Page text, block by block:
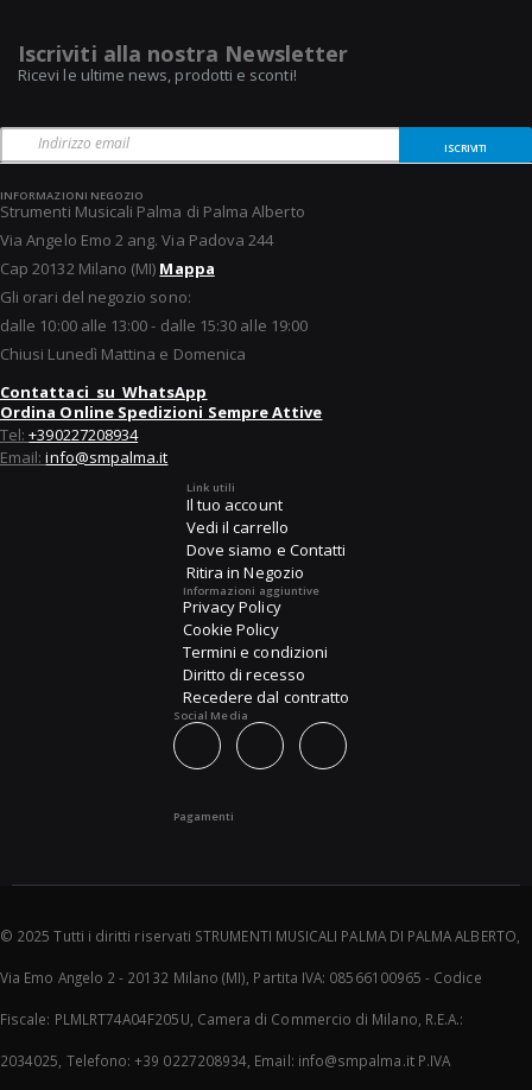
Iscriviti alla nostra Newsletter
Ricevi le ultime news, prodotti e sconti!
ISCRIVITI
INFORMAZIONI NEGOZIO
Strumenti Musicali Palma di Palma Alberto
Via Angelo Emo 2 ang. Via Padova 244
Cap 20132 Milano (MI) Mappa
Gli orari del negozio sono:
dalle 10:00 alle 13:00 - dalle 15:30 alle 19:00
Chiusi Lunedì Mattina e Domenica
Contattaci su WhatsApp
Ordina Online Spedizioni Sempre Attive
Tel:+390227208934
Email:info@smpalma.it
Link utili
Il tuo account
Vedi il carrello
Dove siamo e Contatti
Ritira in Negozio
Informazioni aggiuntive
Privacy Policy
Cookie Policy
Termini e condizioni
Diritto di recesso
Recedere dal contratto
Social Media
Pagamenti
© 2025 Tutti i diritti riservati STRUMENTI MUSICALI PALMA DI PALMA ALBERTO,
Via Emo Angelo 2 - 20132 Milano (MI), Partita IVA: 08566100965 - Codice
Fiscale: PLMLRT74A04F205U, Camera di Commercio di Milano, R.E.A.:
2034025, Telefono: +39 0227208934, Email: info@smpalma.it P.IVA